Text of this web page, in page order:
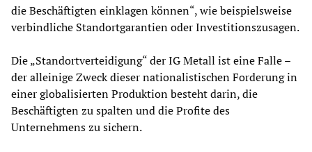
die Beschäftigten einklagen können“, wie beispielsweise
verbindliche Standortgarantien oder Investitionszusagen.
Die „Standortverteidigung“ der IG Metall ist eine Falle –
der alleinige Zweck dieser nationalistischen Forderung in
einer globalisierten Produktion besteht darin, die
Beschäftigten zu spalten und die Profite des
Unternehmens zu sichern.